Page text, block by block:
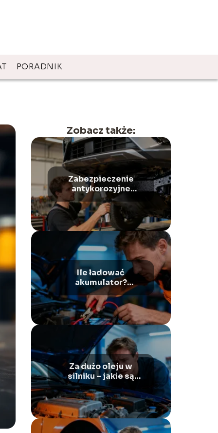
PORADNIK
Zobacz także:
Zabezpieczenie
antykorozyjne
podwozia – jak
wykonać krok po
kroku?
Ile ładować
akumulator?
Praktyczny poradnik
dla kierowców
Za dużo oleju w
silniku – jakie są
skutki i co robić?